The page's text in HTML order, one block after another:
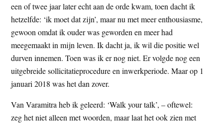
een of twee jaar later echt aan de orde kwam, toen dacht ik
hetzelfde: ‘ik moet dat zijn’, maar nu met meer enthousiasme,
gewoon omdat ik ouder was geworden en meer had
meegemaakt in mijn leven. Ik dacht ja, ik wil die positie wel
durven innemen. Toen was ik er nog niet. Er volgde nog een
uitgebreide sollicitatieprocedure en inwerkperiode. Maar op 1
januari 2018 was het dan zover.
Van Varamitra heb ik geleerd: ‘Walk your talk’, – oftewel:
zeg het niet alleen met woorden, maar laat het ook zien met